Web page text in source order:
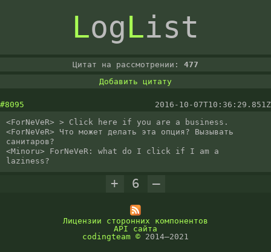
LogList
Цитат на рассмотрении: 477
Добавить цитату
#8095
2016-10-07T10:36:29.851Z
<ForNeVeR> > Click here if you are a business.
<ForNeVeR> Что может делать эта опция? Вызывать
санитаров?
<Minoru> ForNeVeR: what do I click if I am a
laziness?
+ 6 –
Лицензии сторонних компонентов
API сайта
codingteam © 2014–2021